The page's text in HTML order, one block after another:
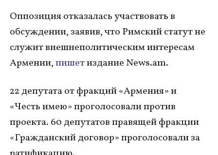
Оппозиция отказалась участвовать в
обсуждении, заявив, что Римский статут не
служит внешнеполитическим интересам
Армении,пишетиздание News.am.
22 депутата от фракций «Армения» и
«Честь имею» проголосовали против
проекта. 60 депутатов правящей фракции
«Гражданский договор» проголосовали за